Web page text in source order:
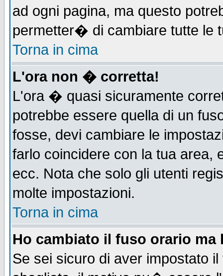
ad ogni pagina, ma questo
permetter� di cambiare tutte le
Torna in cima
L'ora non � corretta!
L'ora � quasi sicuramente
potrebbe essere quella di un
fosse, devi cambiare le
farlo coincidere con la tua area,
ecc. Nota che solo gli utenti
molte impostazioni.
Torna in cima
Ho cambiato il fuso orario
Se sei sicuro di aver impostato